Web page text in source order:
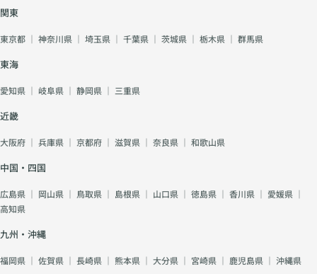
関東
東京都 ｜ 神奈川県 ｜ 埼玉県 ｜ 千葉県 ｜ 茨城県 ｜ 栃木県 ｜ 群馬県
東海
愛知県 ｜ 岐阜県 ｜ 静岡県 ｜ 三重県
近畿
大阪府 ｜ 兵庫県 ｜ 京都府 ｜ 滋賀県 ｜ 奈良県 ｜ 和歌山県
中国・四国
広島県 ｜ 岡山県 ｜ 鳥取県 ｜ 島根県 ｜ 山口県 ｜ 徳島県 ｜ 香川県 ｜ 愛媛県 ｜
高知県
九州・沖縄
福岡県 ｜ 佐賀県 ｜ 長崎県 ｜ 熊本県 ｜ 大分県 ｜ 宮崎県 ｜ 鹿児島県 ｜ 沖縄県